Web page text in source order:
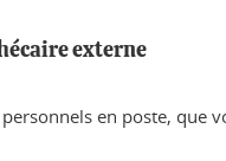
externe
en poste, que